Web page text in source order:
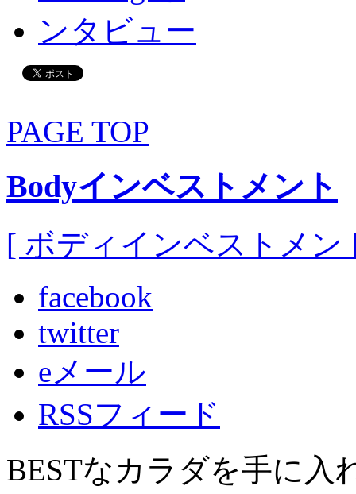
PAGE TOP
Bodyインベストメント
[ ボディインベストメン
facebook
twitter
eメール
RSSフィード
BESTなカラダを手に入